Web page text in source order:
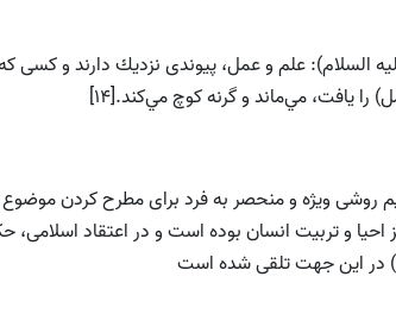
السلام): علم و عمل، پيوندى نزديك دارند و كسى
را يافت، مي‌ماند و ‌گر‌نه كوچ مي‌كند.[14]
روشى ويژه و منحصر به فرد براى مطرح کردن
احيا و تربيت انسان بوده است و در اعتقاد
در اين جهت تلقى شده است